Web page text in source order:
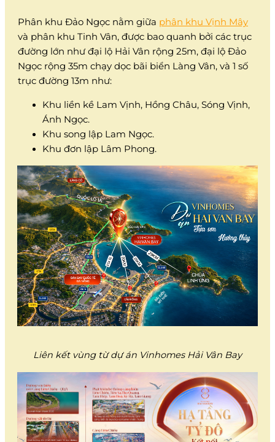
Phân khu Đảo Ngọc nằm giữa phân khu Vịnh Mây
và phân khu Tinh Vân, được bao quanh bởi các trục
đường lớn như đại lộ Hải Vân rộng 25m, đại lộ Đảo
Ngọc rộng 35m chạy dọc bãi biển Làng Vân, và 1 số
trục đường 13m như:
Khu liền kề Lam Vịnh, Hồng Châu, Sóng Vịnh,
Ánh Ngọc.
Khu song lập Lam Ngọc.
Khu đơn lập Lâm Phong.
Liên kết vùng từ dự án Vinhomes Hải Vân Bay